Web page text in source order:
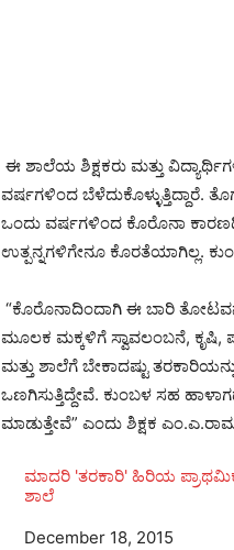
ಈ ಶಾಲೆಯ ಶಿಕ್ಷಕರು ಮತ್ತು
ವರ್ಷಗಳಿಂದ ಬೆಳೆದುಕೊಳ್ಳುತ್ತಿದ್ದಾರೆ.
ಒಂದು ವರ್ಷಗಳಿಂದ ಕೊರೊನಾ
ಉತ್ಪನ್ನಗಳಿಗೇನೂ ಕೊರತೆಯಾಗಿಲ್ಲ.
“ಕೊರೊನಾದಿಂದಾಗಿ ಈ ಬಾರಿ
ಮೂಲಕ ಮಕ್ಕಳಿಗೆ ಸ್ವಾವಲಂಬನೆ, ಕೃಷಿ,
ಮತ್ತು ಶಾಲೆಗೆ ಬೇಕಾದಷ್ಟು
ಒಣಗಿಸುತ್ತಿದ್ದೇವೆ. ಕುಂಬಳ ಸಹ
ಮಾಡುತ್ತೇವೆ” ಎಂದು ಶಿಕ್ಷಕ
ಮಾದರಿ 'ತರಕಾರಿ' ಹಿರಿಯ
ಶಾಲೆ
Date
December 18, 2015